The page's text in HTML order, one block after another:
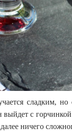
сладким,
выйдет с
ничего